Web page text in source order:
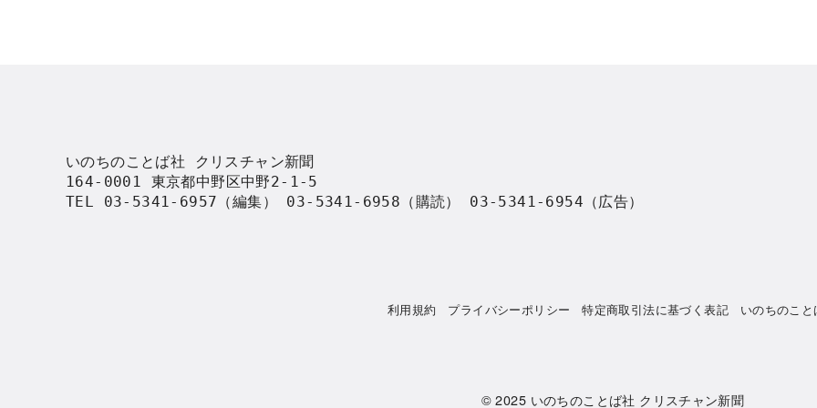
いのちのことば社 クリスチャン新聞
164-0001 東京都中野区中野2-1-5
TEL 03-5341-6957（編集） 03-5341-6958（購読） 03-5341-6954（広告）
利用規約 プライバシーポリシー 特定商取引法に基づく表記 いのちのこと
© 2025 いのちのことば社 クリスチャン新聞